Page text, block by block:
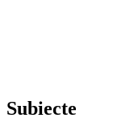
Subiecte